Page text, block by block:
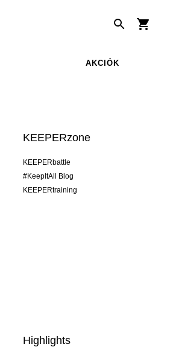
AKCIÓK
KEEPERzone
KEEPERbattle
#KeepItAll Blog
KEEPERtraining
Highlights